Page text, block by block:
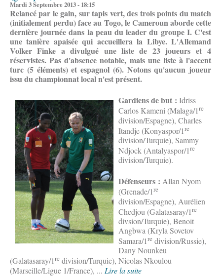
Mardi 3 Septembre 2013 - 18:15
Relancé par le gain, sur tapis vert, des trois points du match
(initialement perdu) face au Togo, le Cameroun aborde cette
dernière journée dans la peau du leader du groupe I. C'est
une tanière apaisée qui accueillera la Libye. L'Allemand
Volker Finke a divulgué une liste de 23 joueurs et 4
réservistes. Pas d'absence notable, mais une liste à l'accent
turc (5 éléments) et espagnol (6). Notons qu'aucun joueur
issu du championnat local n'est présent.
Gardiens de but : Idriss
Carlos Kameni (Malaga/1re
division/Espagne), Charles
Itandje (Konyaspor/1re
division/Turquie), Sammy
Ndjock (Antalyaspor/1re
division/Turquie).
Défenseurs : Allan Nyom
(Grenade/1re
division/Espagne), Aurélien
Chedjou (Galatasaray/1re
divsion/Turquie), Benoit
Angbwa (Kryla Sovetov
Samara/1re division/Russie),
Dany Nounkeu
(Galatasaray/1re division/Turquie), Nicolas Nkoulou
(Marseille/Ligue 1/France), ... Lire la suite